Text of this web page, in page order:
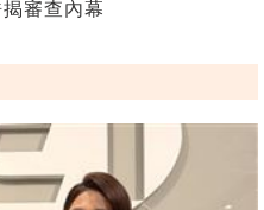
審查內幕